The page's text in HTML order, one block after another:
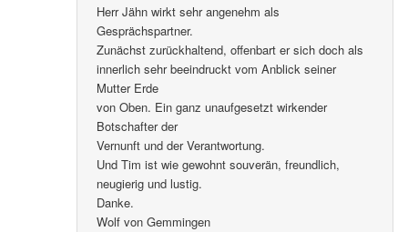
Herr Jähn wirkt sehr angenehm als
Gesprächspartner.
Zunächst zurückhaltend, offenbart er sich doch als
innerlich sehr beeindruckt vom Anblick seiner
Mutter Erde
von Oben. Ein ganz unaufgesetzt wirkender
Botschafter der
Vernunft und der Verantwortung.
Und Tim ist wie gewohnt souverän, freundlich,
neugierig und lustig.
Danke.
Wolf von Gemmingen